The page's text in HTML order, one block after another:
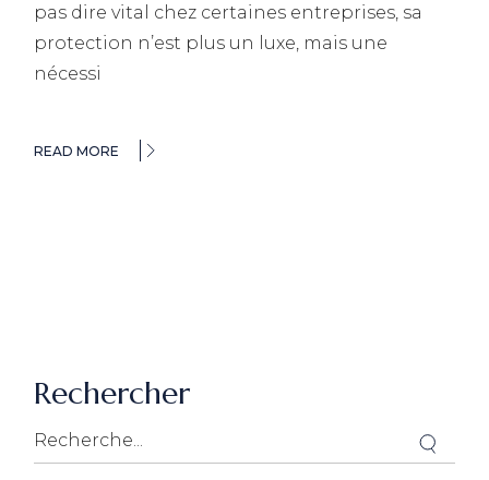
pas dire vital chez certaines entreprises, sa
protection n’est plus un luxe, mais une
nécessi
READ MORE
Rechercher